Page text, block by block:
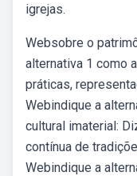
igrejas.
Websobre o
alternativa 1 como
práticas,
Webindique a
cultural imaterial:
contínua de
Webindique a